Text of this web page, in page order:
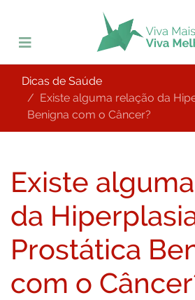
Dicas de Saúde
Existe alguma relação da
Benigna com o Câncer?
Existe
da
Prostática
com o